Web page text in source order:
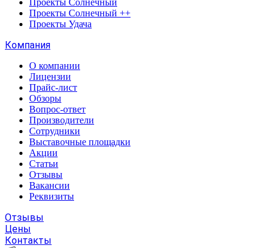
Проекты Солнечный
Проекты Солнечный ++
Проекты Удача
Компания
О компании
Лицензии
Прайс-лист
Обзоры
Вопрос-ответ
Производители
Сотрудники
Выставочные площадки
Акции
Статьи
Отзывы
Вакансии
Реквизиты
Отзывы
Цены
Контакты